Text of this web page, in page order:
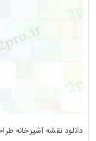
دانلود نقشه آشپزخانه طراحی